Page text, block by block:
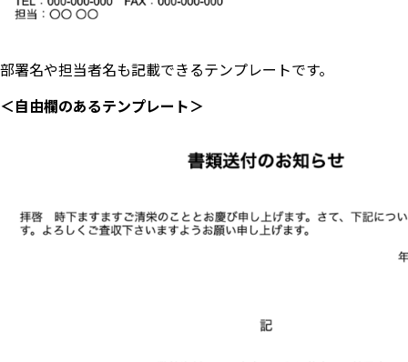
部署名や担当者名も記載できるテンプレートです。
＜自由欄のあるテンプレート＞